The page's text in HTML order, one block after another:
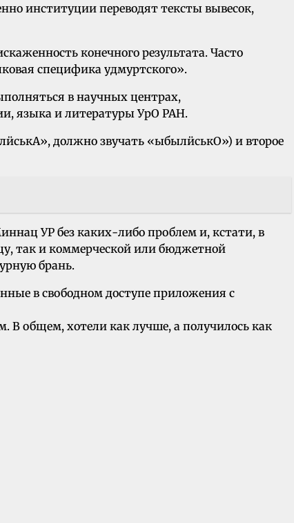
институции переводят тексты вывесок,
конечного результата. Часто
специфика удмуртского».
в научных центрах,
языка и литературы УрО РАН.
должно звучать «ыбылӥськО») и второе
УР без каких-либо проблем и, кстати, в
так и коммерческой или бюджетной
брань.
в свободном доступе приложения с
В общем, хотели как лучше, а получилось как